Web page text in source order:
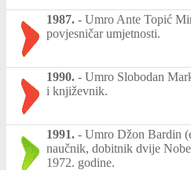
1987. - Umro Ante Topić
povjesničar umjetnosti.
1990. - Umro Slobodan
i književnik.
1991. - Umro Džon Bardin
naučnik, dobitnik dvije
1972. godine.